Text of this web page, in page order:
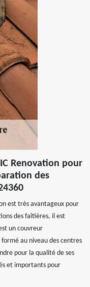
Renovation pour
des
est très avantageux pour
des faîtières, il est
un couvreur
au niveau des centres
pour la qualité de ses
et importants pour